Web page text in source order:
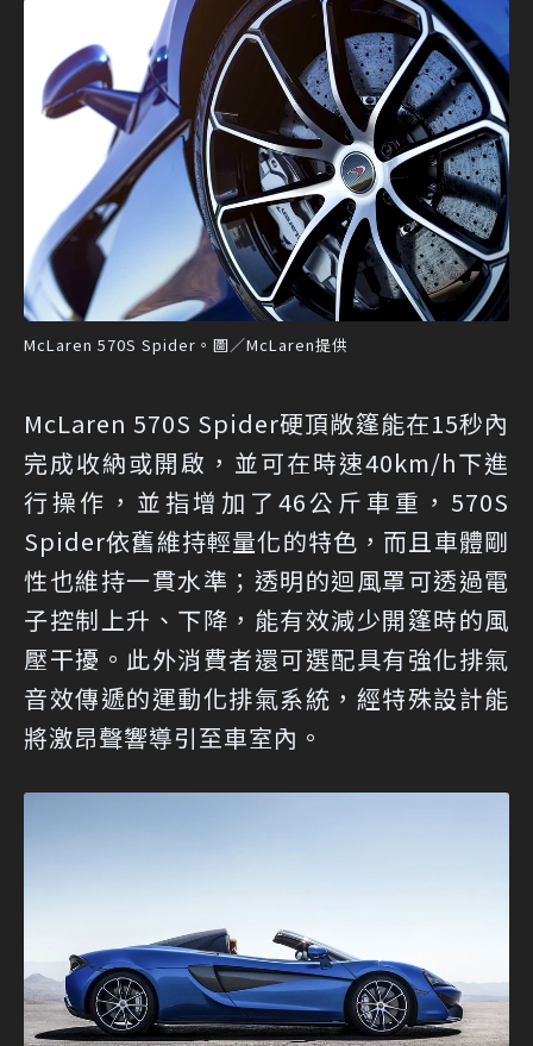
McLaren 570S Spider。圖／McLaren提供
McLaren 570S Spider硬頂敞篷能在15秒內
完成收納或開啟，並可在時速40km/h下進
行操作，並指增加了46公斤車重，570S
Spider依舊維持輕量化的特色，而且車體剛
性也維持一貫水準；透明的迴風罩可透過電
子控制上升、下降，能有效減少開篷時的風
壓干擾。此外消費者還可選配具有強化排氣
音效傳遞的運動化排氣系統，經特殊設計能
將激昂聲響導引至車室內。